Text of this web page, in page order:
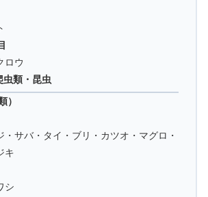
ロウ
類・昆虫
）
・サバ・タイ・ブリ・カツオ・マグロ・
キ
シ